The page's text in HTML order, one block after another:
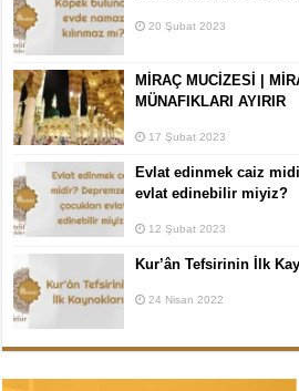
20 Şubat 2023
MİRAÇ MUCİZESİ |
MÜNAFIKLARI AYIRIR
17 Şubat 2023
Evlat edinmek caiz
evlat edinebilir miyiz?
12 Şubat 2023
Kur’ân Tefsirinin İlk
24 Nisan 2022